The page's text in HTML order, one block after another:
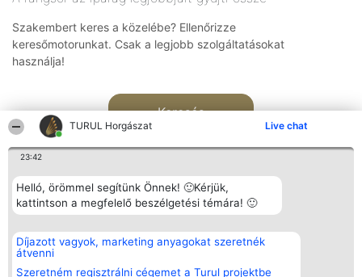
TURUL Horgászat Live chat
23:42
Helló, örömmel segítünk Önnek! 🙂Kérjük,
kattintson a megfelelő beszélgetési témára! 🙂
Díjazott vagyok, marketing anyagokat szeretnék
átvenni
Szeretném regisztrálni cégemet a Turul projektbe
Szakembert keres a közelébe? Ellenőrizze
keresőmotorunkat. Csak a legjobb szolgáltatásokat
használja!
Keresés
Rangsorszervező
SC Beautiful Company S.R.L.
Bulevardul Aleea Timișul De
Sus Nr. 2, Bl. A30, Sc. A, Et.
Népszavazás
Nyertesek
Elérhetőség
Elérhetőség